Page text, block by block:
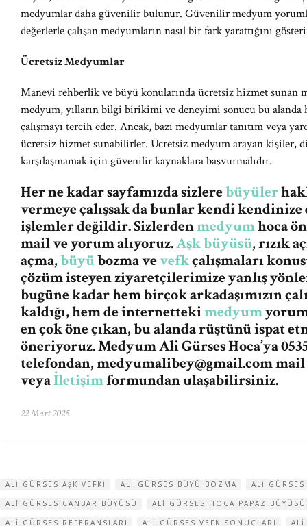
medyumlar daha güvenilir bulunur. Güvenilir medyum
değerlerle çalışan medyumların nasıl bir fark yarattığını
Ücretsiz Medyumlar
Manevi rehberlik ve büyü konularında ücretsiz hizmet sunan
medyum, yılların bilgi birikimi ve deneyimi sonucu bu
çalışmayı tercih eder. Ancak, bazı medyumlar tanıtım veya
ücretsiz hizmet sunabilirler. Ücretsiz medyum arayan kişiler,
karşılaşmamak için güvenilir kaynaklara başvurmalıdır.
Her ne kadar sayfamızda sizlerebüyüler
vermeye çalışsak da bunlar kendi
işlemler değildir. Sizlerdenmedyumhoca
mail ve yorum alıyoruz.Aşk büyüsü, rızık
açma,büyübozma vevefkçalışmaları
çözüm isteyen ziyaretçilerimize yanlış
bugüne kadar hem birçok arkadaşımızın
kaldığı, hem de internettekimedyum
en çok öne çıkan, bu alanda rüştünü ispat
öneriyoruz. Medyum Ali Gürses Hoca’ya
telefondan,medyumalibey@gmail.commail
veyaİletişimformundan ulaşabilirsiniz.
22 Mart 2025
ALI GÜRSES AŞK VEFKI ALI GÜRSES BÜYÜ BOZMA
ALI GÜRSES
ALI GÜRSES CANBAR BÜYÜSÜ
ALI GÜRSES HOCA PAPAZ BÜYÜSÜ
ALI GÜRSES REFERANSLARI
ALI GÜRSES VEFK SONUÇLARI
ALI